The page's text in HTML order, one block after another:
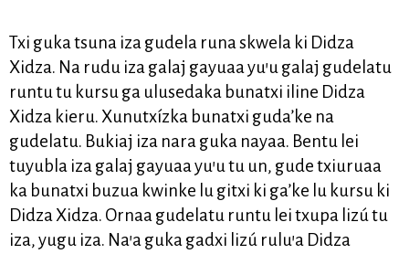
Txi guka tsuna iza gudela runa skwela ki Didza
Xidza. Na rudu iza galaj gayuaa yu’u galaj gudelatu
runtu tu kursu ga ulusedaka bunatxi iline Didza
Xidza kieru. Xunutxízka bunatxi guda’ke na
gudelatu. Bukiaj iza nara guka nayaa. Bentu lei
tuyubla iza galaj gayuaa yu’u tu un, gude txiuruaa
ka bunatxi buzua kwinke lu gitxi ki ga’ke lu kursu ki
Didza Xidza. Ornaa gudelatu runtu lei txupa lizú tu
iza, yugu iza. Na’a guka gadxi lizú rulu’a Didza